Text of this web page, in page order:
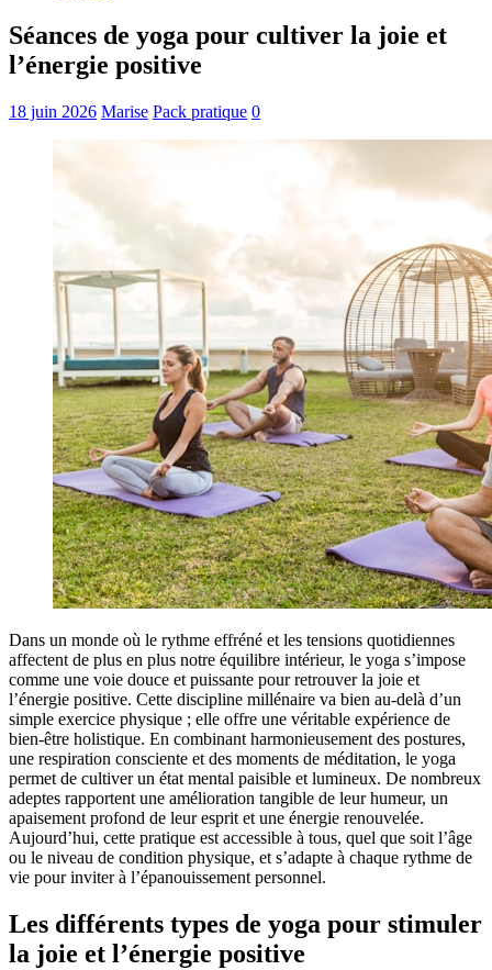
Séances de yoga pour cultiver la joie et
l’énergie positive
18 juin 2026 Marise Pack pratique 0
Dans un monde où le rythme effréné et les tensions quotidiennes
affectent de plus en plus notre équilibre intérieur, le yoga s’impose
comme une voie douce et puissante pour retrouver la joie et
l’énergie positive. Cette discipline millénaire va bien au-delà d’un
simple exercice physique ; elle offre une véritable expérience de
bien-être holistique. En combinant harmonieusement des postures,
une respiration consciente et des moments de méditation, le yoga
permet de cultiver un état mental paisible et lumineux. De nombreux
adeptes rapportent une amélioration tangible de leur humeur, un
apaisement profond de leur esprit et une énergie renouvelée.
Aujourd’hui, cette pratique est accessible à tous, quel que soit l’âge
ou le niveau de condition physique, et s’adapte à chaque rythme de
vie pour inviter à l’épanouissement personnel.
Les différents types de yoga pour stimuler
la joie et l’énergie positive